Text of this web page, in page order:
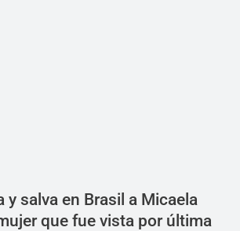
y salva en Brasil a Micaela
que fue vista por última